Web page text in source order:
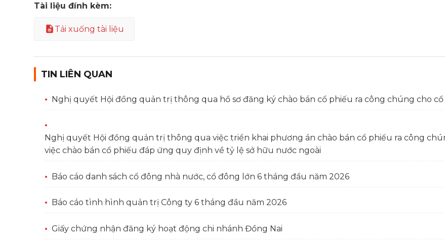
Tài liệu đính kèm:
Tải xuống tài liệu
TIN LIÊN QUAN
Nghị quyết Hội đồng quản trị thông qua hồ sơ đăng ký chào bán cổ phiếu ra công chúng cho
Nghị quyết Hội đồng quản trị thông qua việc triển khai phương án chào bán cổ phiếu ra công
việc chào bán cổ phiếu đáp ứng quy định về tỷ lệ sở hữu nước ngoài
Báo cáo danh sách cổ đông nhà nước, cổ đông lớn 6 tháng đầu năm 2026
Báo cáo tình hình quản trị Công ty 6 tháng đầu năm 2026
Giấy chứng nhận đăng ký hoạt động chi nhánh Đồng Nai